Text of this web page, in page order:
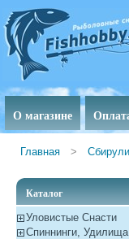
О магазине
Главная >
Каталог
Уловистые Снасти
Спиннинги, Удилища